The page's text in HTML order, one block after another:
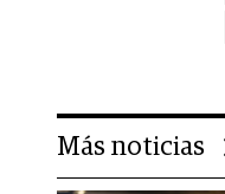
Más noticias